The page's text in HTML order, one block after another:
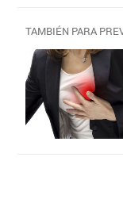
TAMBIÉN PARA